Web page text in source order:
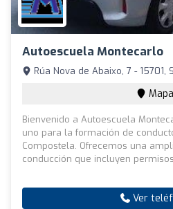
Autoescuela Montecarlo
Rúa Nova de Abaixo, 7 -
Mapa
Bienvenido a Autoescuela
uno para la formación de
Compostela. Ofrecemos una
conducción que incluyen
Ver